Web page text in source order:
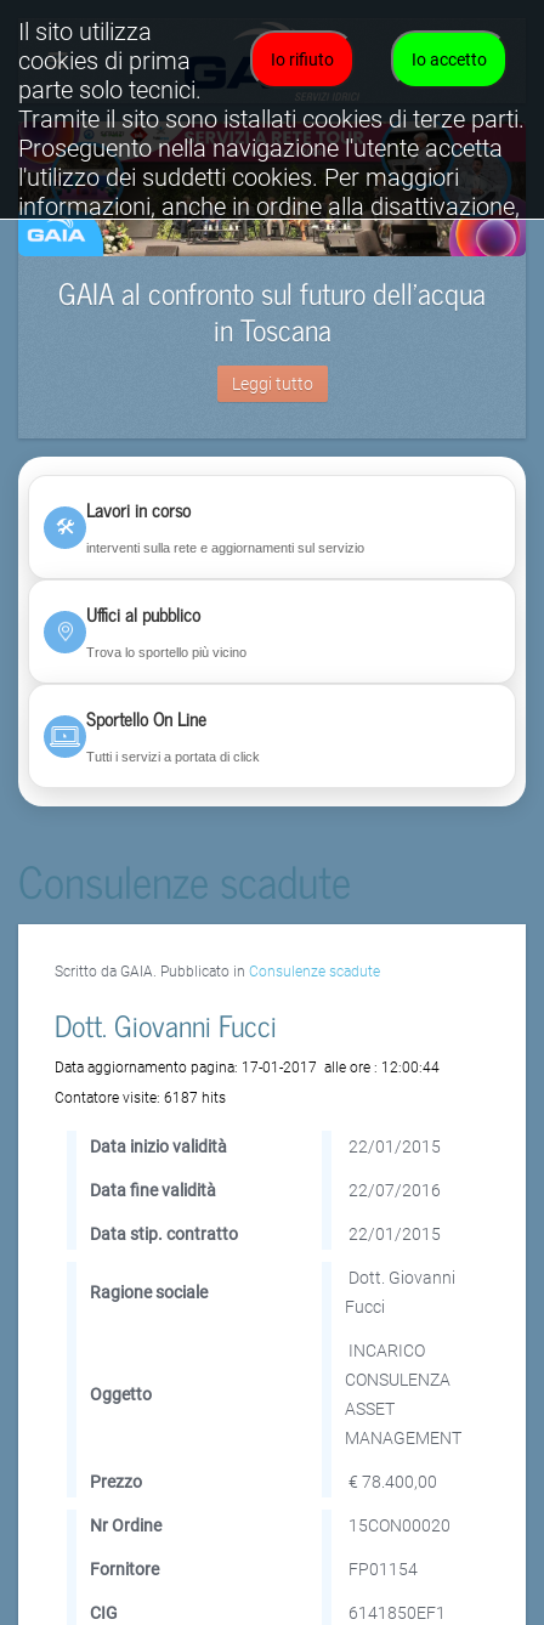
GAIA al confronto sul futuro dell’acqua
in Toscana
Leggi tutto
🛠
Lavori in corso
interventi sulla rete e aggiornamenti sul servizio
Uffici al pubblico
Trova lo sportello più vicino
Sportello On Line
Tutti i servizi a portata di click
Consulenze scadute
Scritto da GAIA. Pubblicato in Consulenze scadute
Dott. Giovanni Fucci
Data aggiornamento pagina: 17-01-2017 alle ore : 12:00:44
Contatore visite: 6187 hits
Data inizio validità 22/01/2015
Data fine validità 22/07/2016
Data stip. contratto 22/01/2015
Ragione sociale
Dott. Giovanni
Fucci
Oggetto
INCARICO
CONSULENZA
ASSET
MANAGEMENT
Prezzo € 78.400,00
Nr Ordine 15CON00020
Fornitore FP01154
CIG 6141850EF1
Io accetto
Io rifiuto
Il sito utilizza
cookies di prima
parte solo tecnici.
Tramite il sito sono istallati cookies di terze parti.
Proseguento nella navigazione l'utente accetta
l'utilizzo dei suddetti cookies. Per maggiori
informazioni, anche in ordine alla disattivazione,
è possibile consultare l'informativa cookies
completa.
Visualizza informativa completa.